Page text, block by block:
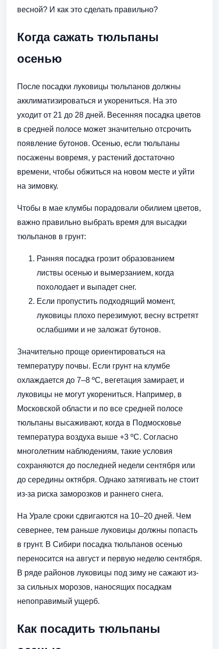
весной? И как это сделать правильно?
Когда сажать тюльпаны
осенью
После посадки луковицы тюльпанов должны
акклиматизироваться и укорениться. На это
уходит от 21 до 28 дней. Весенняя посадка цветов
в средней полосе может значительно отсрочить
появление бутонов. Осенью, если тюльпаны
посажены вовремя, у растений достаточно
времени, чтобы обжиться на новом месте и уйти
на зимовку.
Чтобы в мае клумбы порадовали обилием цветов,
важно правильно выбрать время для высадки
тюльпанов в грунт:
Ранняя посадка грозит образованием
листвы осенью и вымерзанием, когда
похолодает и выпадет снег.
Если пропустить подходящий момент,
луковицы плохо перезимуют, весну встретят
ослабшими и не заложат бутонов.
Значительно проще ориентироваться на
температуру почвы. Если грунт на клумбе
охлаждается до 7–8 ºC, вегетация замирает, и
луковицы не могут укорениться. Например, в
Московской области и по все средней полосе
тюльпаны высаживают, когда в Подмосковье
температура воздуха выше +3 ºC. Согласно
многолетним наблюдениям, такие условия
сохраняются до последней недели сентября или
до середины октября. Однако затягивать не стоит
из-за риска заморозков и раннего снега.
На Урале сроки сдвигаются на 10–20 дней. Чем
севернее, тем раньше луковицы должны попасть
в грунт. В Сибири посадка тюльпанов осенью
переносится на август и первую неделю сентября.
В ряде районов луковицы под зиму не сажают из-
за сильных морозов, наносящих посадкам
непоправимый ущерб.
Как посадить тюльпаны